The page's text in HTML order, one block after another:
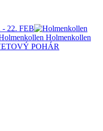
- 22. FEB
Holmenkollen
POHÁR